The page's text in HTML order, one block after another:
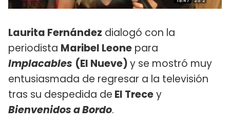
Laurita Fernández dialogó con la
periodista Maribel Leone para
Implacables (El Nueve)y se mostró muy
entusiasmada de regresar a la televisión
tras su despedida de El Trecey
Bienvenidos a Bordo.